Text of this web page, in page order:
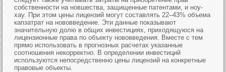
собственности на новшества, защищенные патентами, и ноу-
хау. При этом цены лицензий могут составлять 22–43% объема
капзатрат на нововведение. Эти данные показывают
значительную долю в общих инвестициях, приходящуюся на
лицензионные права по объекту нововведения. Вместе с тем
прямо использовать в прогнозных расчетах указанные
соотношения некорректно. В определении инвестиций
используются непосредственно цены лицензий на конкретные
правовые объекты.